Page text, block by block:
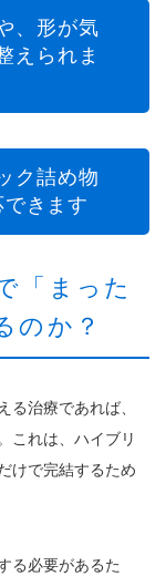
、形が気
えられま
ク詰め物
きます
「まった
のか？
る治療であれば、
。これは、ハイブリ
けで完結するため
る必要があるた